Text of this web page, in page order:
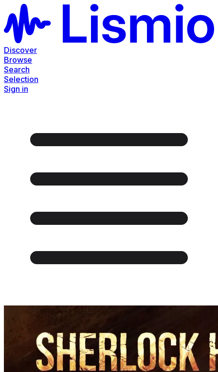
Discover
Browse
Search
Selection
Sign in